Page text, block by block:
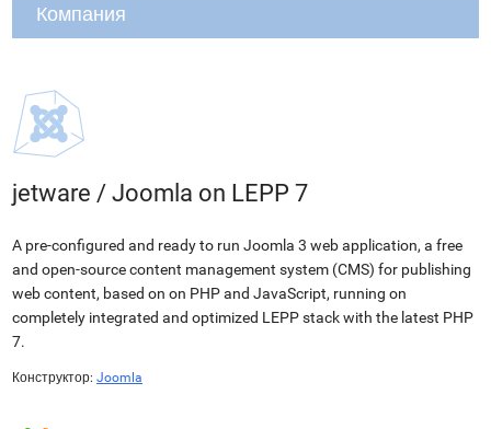
Компания
jetware / Joomla on LEPP 7
A pre-configured and ready to run Joomla 3 web application, a free
and open-source content management system (CMS) for publishing
web content, based on on PHP and JavaScript, running on
completely integrated and optimized LEPP stack with the latest PHP
7.
Конструктор: Joomla